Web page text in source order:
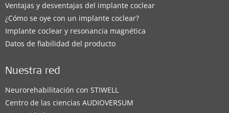
Ventajas y desventajas del implante coclear
¿Cómo se oye con un implante coclear?
Implante coclear y resonancia magnética
Datos de fiabilidad del producto
Nuestra red
Neurorehabilitación con STIWELL
Centro de las ciencias AUDIOVERSUM